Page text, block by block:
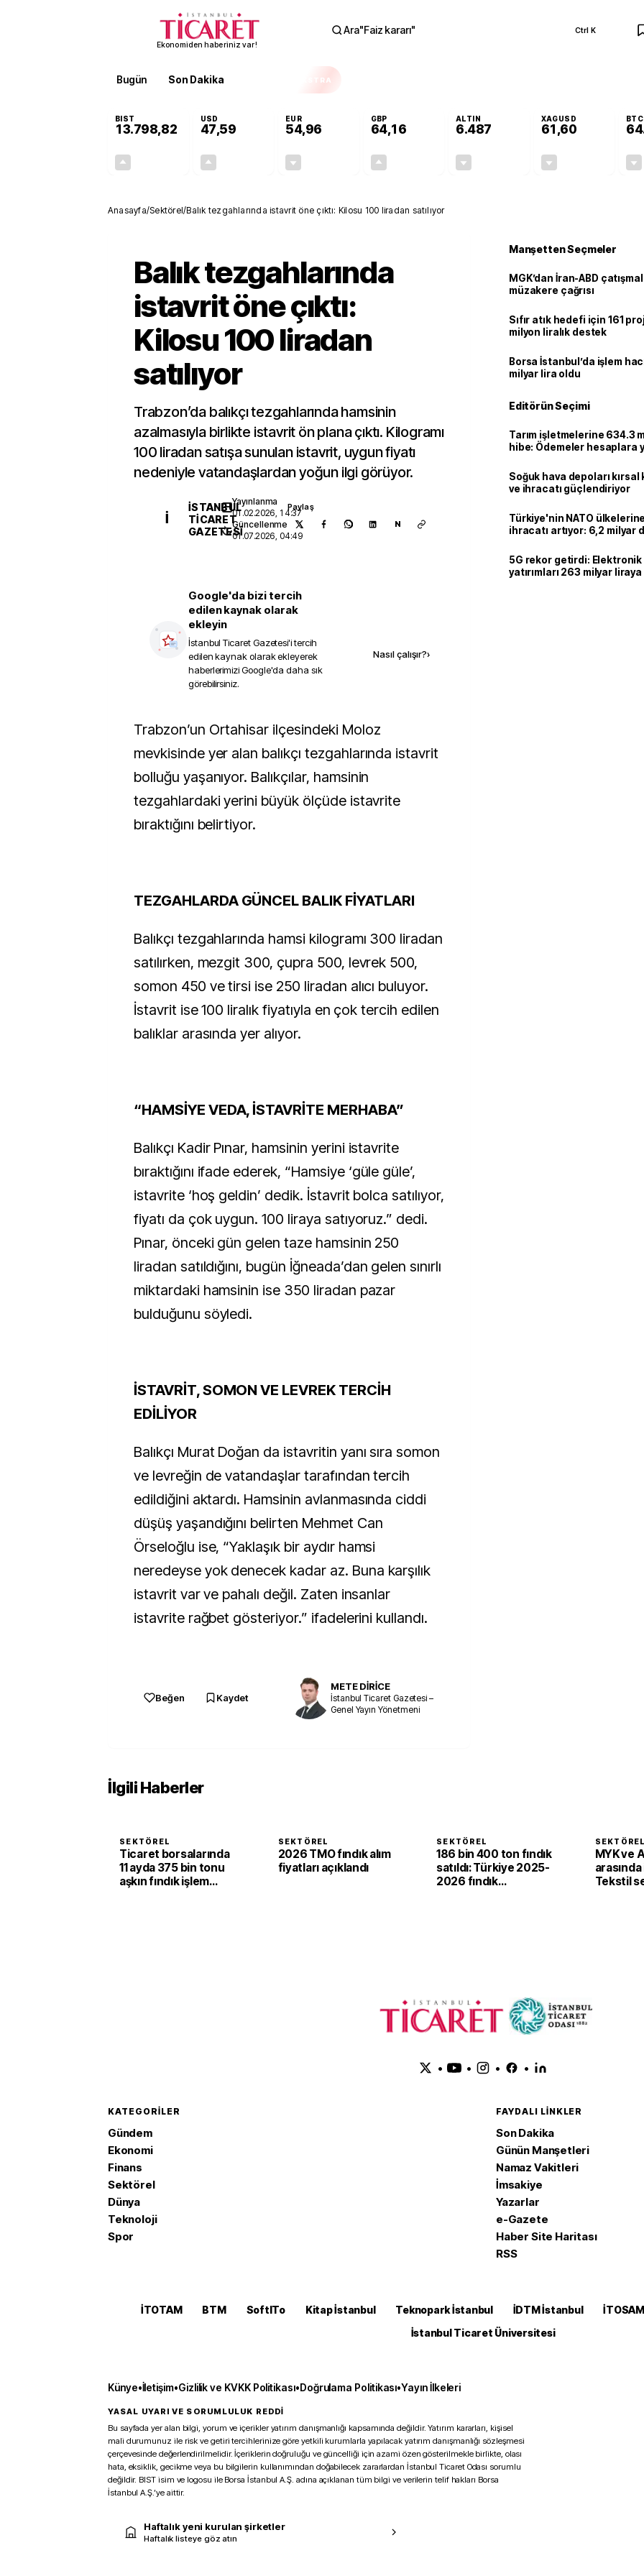
Ekonomiden haberiniz var!
Ara"Faiz kararı" Ctrl K
Bugün Son Dakika EKSTRA
BIST
13.798,82
USD
47,59
EUR
54,96
GBP
64,16
ALTIN
6.487
XAGUSD
61,60
BTC
Anasayfa/Sektörel/Balık tezgahlarında istavrit öne çıktı: Kilosu 100 liradan satılıyor
Balık tezgahlarında
istavrit öne çıktı:
Kilosu 100 liradan
satılıyor
Trabzon’da balıkçı tezgahlarında hamsinin
azalmasıyla birlikte istavrit ön plana çıktı. Kilogramı
100 liradan satışa sunulan istavrit, uygun fiyatı
nedeniyle vatandaşlardan yoğun ilgi görüyor.
İ
İSTANBUL
TICARET
GAZETESI
Yayınlanma
01.02.2026, 14:37
Güncellenme
01.07.2026, 04:49
Paylaş
N
Google'da bizi tercih
edilen kaynak olarak
ekleyin
İstanbul Ticaret Gazetesi'i tercih
edilen kaynak olarak ekleyerek
haberlerimizi Google'da daha sık
görebilirsiniz.
Nasıl çalışır?›
Trabzon’un Ortahisar ilçesindeki Moloz
mevkisinde yer alan balıkçı tezgahlarında istavrit
bolluğu yaşanıyor. Balıkçılar, hamsinin
tezgahlardaki yerini büyük ölçüde istavrite
bıraktığını belirtiyor.
TEZGAHLARDA GÜNCEL BALIK FİYATLARI
Balıkçı tezgahlarında hamsi kilogramı 300 liradan
satılırken, mezgit 300, çupra 500, levrek 500,
somon 450 ve tirsi ise 250 liradan alıcı buluyor.
İstavrit ise 100 liralık fiyatıyla en çok tercih edilen
balıklar arasında yer alıyor.
“HAMSİYE VEDA, İSTAVRİTE MERHABA”
Balıkçı Kadir Pınar, hamsinin yerini istavrite
bıraktığını ifade ederek, “Hamsiye ‘güle güle’,
istavrite ‘hoş geldin’ dedik. İstavrit bolca satılıyor,
fiyatı da çok uygun. 100 liraya satıyoruz.” dedi.
Pınar, önceki gün gelen taze hamsinin 250
liradan satıldığını, bugün İğneada’dan gelen sınırlı
miktardaki hamsinin ise 350 liradan pazar
bulduğunu söyledi.
İSTAVRİT, SOMON VE LEVREK TERCİH
EDİLİYOR
Balıkçı Murat Doğan da istavritin yanı sıra somon
ve levreğin de vatandaşlar tarafından tercih
edildiğini aktardı. Hamsinin avlanmasında ciddi
düşüş yaşandığını belirten Mehmet Can
Örseloğlu ise, “Yaklaşık bir aydır hamsi
neredeyse yok denecek kadar az. Buna karşılık
istavrit var ve pahalı değil. Zaten insanlar
istavrite rağbet gösteriyor.” ifadelerini kullandı.
Beğen Kaydet
METE DİRİCE
İstanbul Ticaret Gazetesi –
Genel Yayın Yönetmeni
Manşetten Seçmeler
MGK’dan İran-ABD
müzakere çağrısı
Sıfır atık hedefi için 161
milyon liralık destek
Borsa İstanbul’da işlem
milyar lira oldu
Editörün Seçimi
Tarım işletmelerine 634.3
hibe: Ödemeler hesaplara
Soğuk hava depoları kırsal
ve ihracatı güçlendiriyor
Türkiye'nin NATO
ihracatı artıyor: 6,2 milyar
5G rekor getirdi:
yatırımları 263 milyar liraya
İlgili Haberler
SEKTÖREL
Ticaret borsalarında
11 ayda 375 bin tonu
aşkın fındık işlem
SEKTÖREL
2026 TMO fındık alım
fiyatları açıklandı
SEKTÖREL
186 bin 400 ton fındık
satıldı: Türkiye 2025-
2026 fındık
SEKTÖREL
MYK ve
Tekstil
• • • •
KATEGORILER
Gündem
Ekonomi
Finans
Sektörel
Dünya
Teknoloji
Spor
FAYDALI LINKLER
Son Dakika
Günün Manşetleri
Namaz Vakitleri
İmsakiye
Yazarlar
e-Gazete
Haber Site Haritası
RSS
İTOTAM BTM SoftITo Kitap İstanbul Teknopark İstanbul İDTM İstanbul İTOSAM
İstanbul Ticaret Üniversitesi
Künye•İletişim•Gizlilik ve KVKK Politikası•Doğrulama Politikası•Yayın İlkeleri
YASAL UYARI VE SORUMLULUK REDDİ
Bu sayfada yer alan bilgi, yorum ve içerikler yatırım danışmanlığı kapsamında değildir. Yatırım kararları, kişisel
mali durumunuz ile risk ve getiri tercihlerinize göre yetkili kurumlarla yapılacak yatırım danışmanlığı sözleşmesi
çerçevesinde değerlendirilmelidir. İçeriklerin doğruluğu ve güncelliği için azami özen gösterilmekle birlikte, olası
hata, eksiklik, gecikme veya bu bilgilerin kullanımından doğabilecek zararlardan İstanbul Ticaret Odası sorumlu
değildir. BIST isim ve logosu ile Borsa İstanbul A.Ş. adına açıklanan tüm bilgi ve verilerin telif hakları Borsa
İstanbul A.Ş.’ye aittir.
Haftalık yeni kurulan şirketler
Haftalık listeye göz atın